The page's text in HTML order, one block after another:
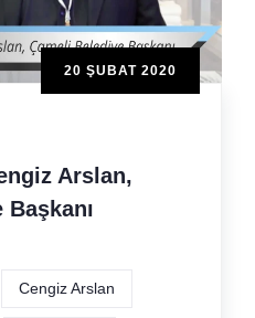
20 ŞUBAT 2020
Arslan,
Cengiz Arslan